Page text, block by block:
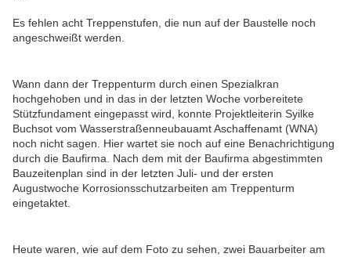
Es fehlen acht Treppenstufen, die nun auf der Baustelle noch
angeschweißt werden.
Wann dann der Treppenturm durch einen Spezialkran
hochgehoben und in das in der letzten Woche vorbereitete
Stützfundament eingepasst wird, konnte Projektleiterin Syilke
Buchsot vom Wasserstraßenneubauamt Aschaffenamt (WNA)
noch nicht sagen. Hier wartet sie noch auf eine Benachrichtigung
durch die Baufirma. Nach dem mit der Baufirma abgestimmten
Bauzeitenplan sind in der letzten Juli- und der ersten
Augustwoche Korrosionsschutzarbeiten am Treppenturm
eingetaktet.
Heute waren, wie auf dem Foto zu sehen, zwei Bauarbeiter am